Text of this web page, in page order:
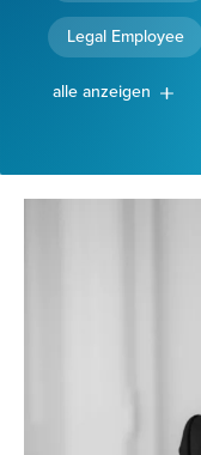
Legal Employee
alle anzeigen